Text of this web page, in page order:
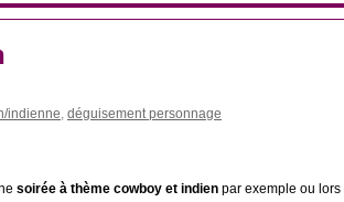
indienne, déguisement personnage
soirée à thème cowboy et indien par exemple ou lors